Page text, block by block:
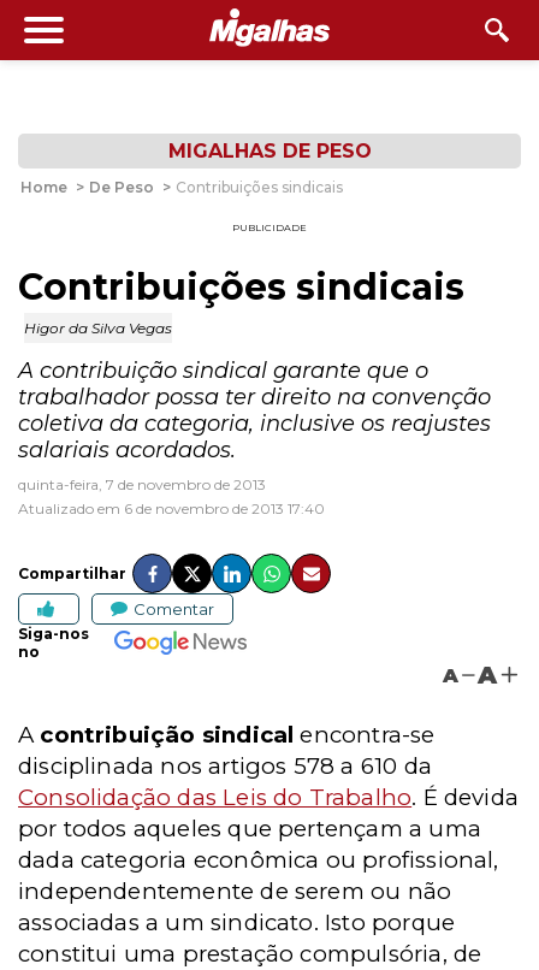
MIGALHAS DE PESO
Home > De Peso > Contribuições sindicais
PUBLICIDADE
Contribuições sindicais
Higor da Silva Vegas
A contribuição sindical garante que o
trabalhador possa ter direito na convenção
coletiva da categoria, inclusive os reajustes
salariais acordados.
quinta-feira, 7 de novembro de 2013
Atualizado em 6 de novembro de 2013 17:40
Compartilhar
Comentar
Siga-nos
no
A A
A contribuição sindical encontra-se
disciplinada nos artigos 578 a 610 da
Consolidação das Leis do Trabalho. É devida
por todos aqueles que pertençam a uma
dada categoria econômica ou profissional,
independentemente de serem ou não
associadas a um sindicato. Isto porque
constitui uma prestação compulsória, de